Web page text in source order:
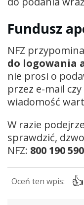
Fundusz
NFZ
do logowania
nie prosi o
przez e-mail
wiadomość
W razie
sprawdzić,
NFZ: 800 190 590